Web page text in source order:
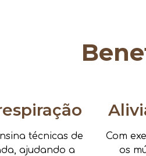
técnicas de
ajudando a
Com
os